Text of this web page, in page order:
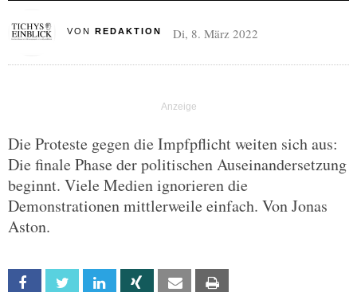
VON REDAKTION Di, 8. März 2022
Die Proteste gegen die Impfpflicht weiten sich aus:
Die finale Phase der politischen Auseinandersetzung
beginnt. Viele Medien ignorieren die
Demonstrationen mittlerweile einfach. Von Jonas
Aston.
Facebook Twitter Linkedin Xing Email